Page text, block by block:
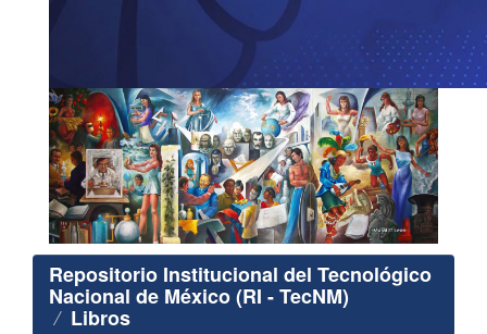
Repositorio Institucional del Tecnológico
Nacional de México (RI - TecNM)
Libros